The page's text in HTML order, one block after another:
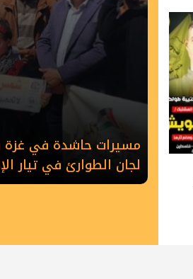
مسيرات حاشدة في غزة
لجان الطوارئ في تيار